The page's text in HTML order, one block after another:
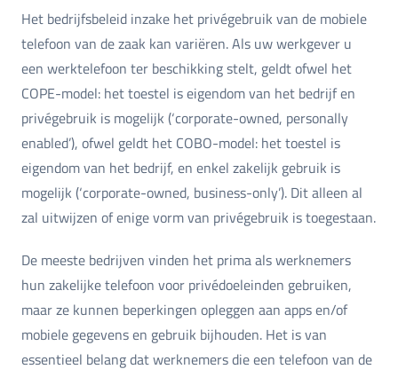
Het bedrijfsbeleid inzake het privégebruik van de mobiele
telefoon van de zaak kan variëren. Als uw werkgever u
een werktelefoon ter beschikking stelt, geldt ofwel het
COPE-model: het toestel is eigendom van het bedrijf en
privégebruik is mogelijk (‘corporate-owned, personally
enabled’), ofwel geldt het COBO-model: het toestel is
eigendom van het bedrijf, en enkel zakelijk gebruik is
mogelijk (‘corporate-owned, business-only’). Dit alleen al
zal uitwijzen of enige vorm van privégebruik is toegestaan.
De meeste bedrijven vinden het prima als werknemers
hun zakelijke telefoon voor privédoeleinden gebruiken,
maar ze kunnen beperkingen opleggen aan apps en/of
mobiele gegevens en gebruik bijhouden. Het is van
essentieel belang dat werknemers die een telefoon van de